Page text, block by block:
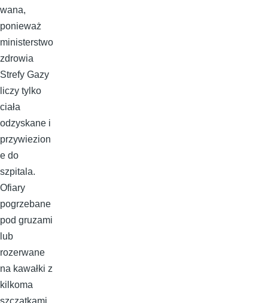
wana,
ponieważ
ministerstwo
zdrowia
Strefy Gazy
liczy tylko
ciała
odzyskane i
przywiezion
e do
szpitala.
Ofiary
pogrzebane
pod gruzami
lub
rozerwane
na kawałki z
kilkoma